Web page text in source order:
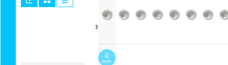
3
0
mm